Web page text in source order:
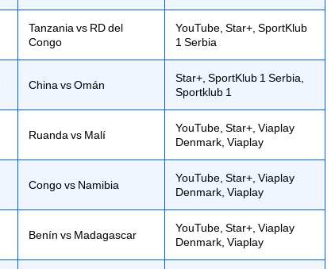
Tanzania vs RD del
Congo
YouTube, Star+, SportKlub
1 Serbia
China vs Omán
Star+, SportKlub 1 Serbia,
Sportklub 1
Ruanda vs Malí
YouTube, Star+, Viaplay
Denmark, Viaplay
Congo vs Namibia
YouTube, Star+, Viaplay
Denmark, Viaplay
Benín vs Madagascar
YouTube, Star+, Viaplay
Denmark, Viaplay